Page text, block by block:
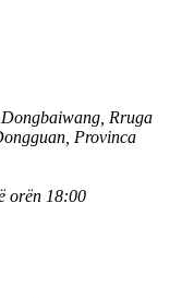
Dongbaiwang, Rruga
Provinca
orën 18:00